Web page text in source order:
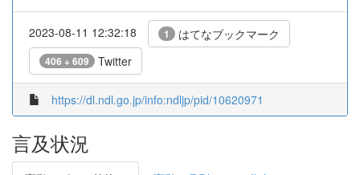
2023-08-11 12:32:18 1 はてなブックマーク
406 + 609 Twitter
https://dl.ndl.go.jp/info:ndljp/pid/10620971
言及状況